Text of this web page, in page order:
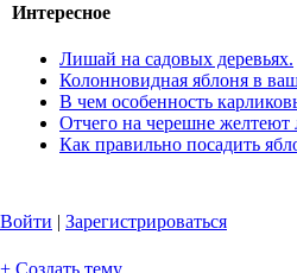
Интересное
Лишай на садовых деревьях.
Колонновидная яблоня в
В чем особенность
Отчего на черешне желтеют
Как правильно посадить
Войти | Зарегистрироваться
+ Создать тему